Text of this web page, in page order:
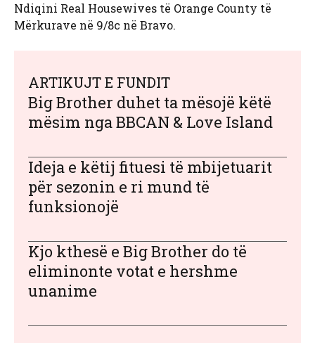
Ndiqini Real Housewives të Orange County të
Mërkurave në 9/8c në Bravo.
ARTIKUJT E FUNDIT
Big Brother duhet ta mësojë këtë
mësim nga BBCAN & Love Island
Ideja e këtij fituesi të mbijetuarit
për sezonin e ri mund të
funksionojë
Kjo kthesë e Big Brother do të
eliminonte votat e hershme
unanime